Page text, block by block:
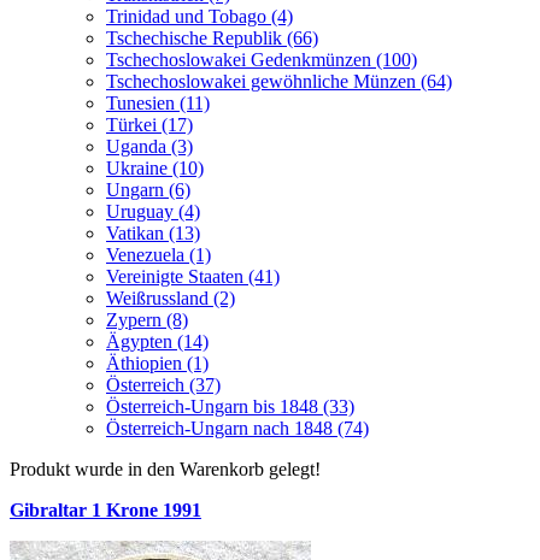
Trinidad und Tobago (4)
Tschechische Republik (66)
Tschechoslowakei Gedenkmünzen (100)
Tschechoslowakei gewöhnliche Münzen (64)
Tunesien (11)
Türkei (17)
Uganda (3)
Ukraine (10)
Ungarn (6)
Uruguay (4)
Vatikan (13)
Venezuela (1)
Vereinigte Staaten (41)
Weißrussland (2)
Zypern (8)
Ägypten (14)
Äthiopien (1)
Österreich (37)
Österreich-Ungarn bis 1848 (33)
Österreich-Ungarn nach 1848 (74)
Produkt wurde in den Warenkorb gelegt!
Gibraltar 1 Krone 1991